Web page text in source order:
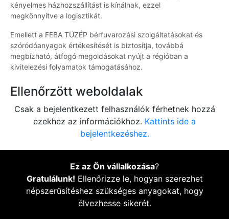
kényelmes házhozszállítást is kínálnak, ezzel
megkönnyítve a logisztikát.
Emellett a FEBA TÜZÉP bérfuvarozási szolgáltatásokat és
szóródóanyagok értékesítését is biztosítja, továbbá
megbízható, átfogó megoldásokat nyújt a régióban a
kivitelezési folyamatok támogatásához.
Ellenőrzött weboldalak
Csak a bejelentkezett felhasználók férhetnek hozzá
ezekhez az információkhoz. Kattints ide a
bejelentkezéshez.
Ez az Ön vállalkozása?
Gratulálunk! Ellenőrizze le, hogyan szerezhet
népszerűsítéshez szükséges anyagokat, hogy
élvezhesse sikerét.